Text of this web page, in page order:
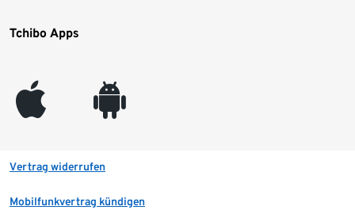
Tchibo Apps
appleinc android
Vertrag widerrufen
Mobilfunkvertrag kündigen